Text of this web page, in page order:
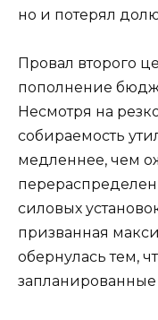
но и потерял
Провал второго
пополнение
Несмотря на
собираемость
медленнее, чем
силовых
призванная
обернулась тем,